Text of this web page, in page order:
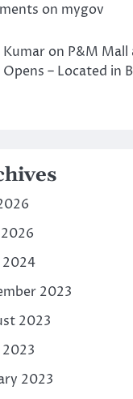
on mygov
on P&M
– Located in
2026
2023
2023
2023